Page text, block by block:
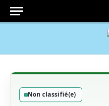
Non classifié(e)